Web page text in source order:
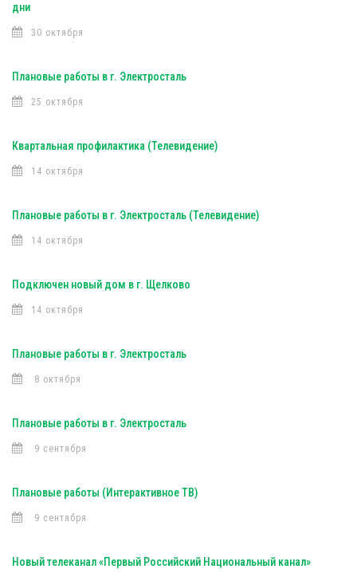
дни
30 октября
Плановые работы в г. Электросталь
25 октября
Квартальная профилактика (Телевидение)
14 октября
Плановые работы в г. Электросталь (Телевидение)
14 октября
Подключен новый дом в г. Щелково
14 октября
Плановые работы в г. Электросталь
8 октября
Плановые работы в г. Электросталь
9 сентября
Плановые работы (Интерактивное ТВ)
9 сентября
Новый телеканал «Первый Российский Национальный канал»